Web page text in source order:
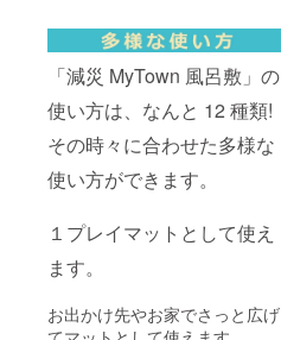
「減災 MyTown 風呂敷」の
使い方は、なんと 12 種類!
その時々に合わせた多様な
使い方ができます。
１プレイマットとして使え
ます。
お出かけ先やお家でさっと広げ